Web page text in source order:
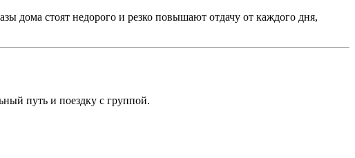
дома стоят недорого и резко повышают отдачу от каждого дня,
путь и поездку с группой.